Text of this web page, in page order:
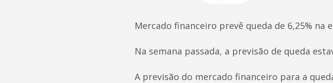
Mercado financeiro prevê queda de 6,25% na
Na semana passada, a previsão de queda
A previsão do mercado financeiro para a